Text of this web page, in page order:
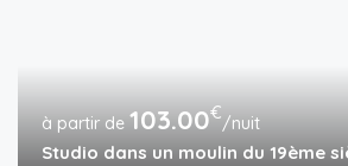
103.00€/nuit
Studio dans un moulin du 19ème